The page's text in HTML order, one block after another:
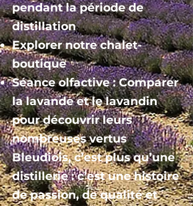
pendant la période de
distillation
Explorer notre chalet-
boutique
Séance olfactive : Comparer
la lavande et le lavandin
pour découvrir leurs
nombreuses vertus
Bleudiois, c’est plus qu’une
distillerie : c’est une histoire
de passion, de qualité et